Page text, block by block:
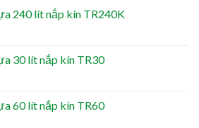
240 lít nắp kín TR240K
30 lít nắp kín TR30
60 lít nắp kín TR60